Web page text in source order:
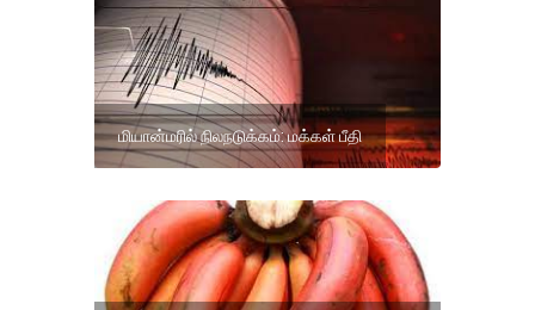
மியான்மரில் நிலநடுக்கம்: மக்கள் பீதி